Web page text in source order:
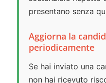
presentano senza
Aggiorna la
periodicamente
Se hai inviato una
non hai ricevuto